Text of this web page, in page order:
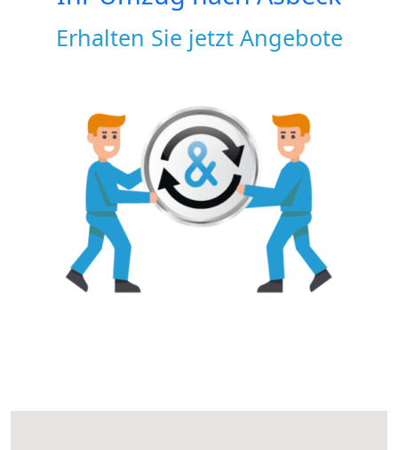
Erhalten Sie jetzt Angebote